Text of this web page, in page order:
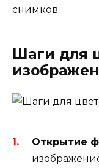
снимков.
Шаги для
Открытие